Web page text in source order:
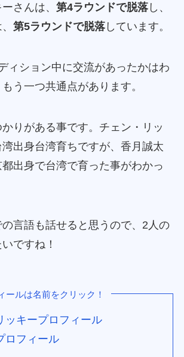
さんは、 第4ラウンドで脱落し、
第5ラウンドで脱落しています。
ィション中に交流があったかはわ
う一つ共通点があります。
りがある事です。チェン・リッ
出身台湾育ちですが、香月誠太
出身で台湾で育った事がわかっ
言語も話せると思うので、2人の
ですね！
ールは名前をクリック！
ッキープロフィール
ロフィール